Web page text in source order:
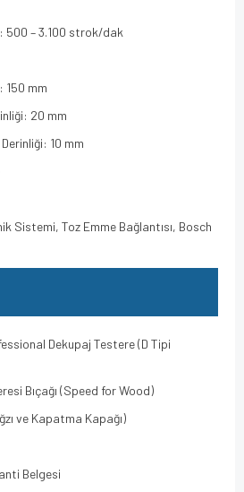
500 – 3.100 strok/dak
150 mm
20 mm
10 mm
Sistemi, Toz Emme Bağlantısı, Bosch
Dekupaj Testere (D Tipi
Bıçağı (Speed for Wood)
ve Kapatma Kapağı)
Belgesi